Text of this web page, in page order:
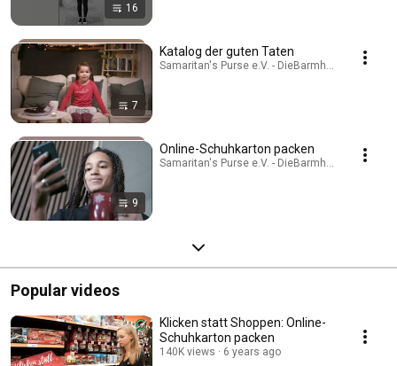
16
7
Katalog der guten Taten
Samaritan's Purse e.V. -
9
Online-Schuhkarton packen
Samaritan's Purse e.V. -
Popular videos
Klicken statt Shoppen: Online-
Schuhkarton packen
140K views 6 years ago